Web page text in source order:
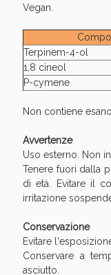
Vegan.
Terpinem-4-ol
1,8 cineol
P-cymene
Non contiene
Avvertenze
Uso esterno. Non
Tenere fuori dalla
di età. Evitare il
irritazione
Conservazione
Evitare
Conservare a
asciutto.